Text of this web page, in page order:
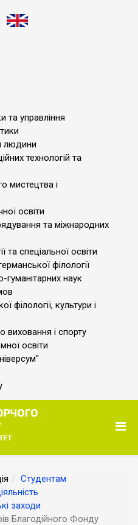
та управління
людини
технологій та
мистецтва і
освіти
та міжнародних
та спеціальної освіти
філології
гуманітарних наук
філології, культури і
виховання і спорту
освіти
Студентам
заходи
Благодійного Фонду